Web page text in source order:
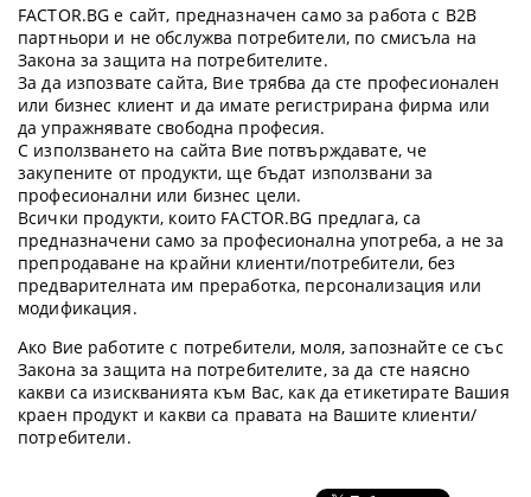
FACTOR.BG е сайт, предназначен само за работа с B2B
партньори и не обслужва потребители, по смисъла на
Закона за защита на потребителите.
За да изпозвате сайта, Вие трябва да сте професионален
или бизнес клиент и да имате регистрирана фирма или
да упражнявате свободна професия.
С използването на сайта Вие потвърждавате, че
закупените от продукти, ще бъдат използвани за
професионални или бизнес цели.
Всички продукти, които FACTOR.BG предлага, са
предназначени само за професионална употреба, а не за
препродаване на крайни клиенти/потребители, без
предварителната им преработка, персонализация или
модификация.
Ако Вие работите с потребители, моля, запознайте се със
Закона за защита на потребителите, за да сте наясно
какви са изискванията към Вас, как да етикетирате Вашия
краен продукт и какви са правата на Вашите клиенти/
потребители.